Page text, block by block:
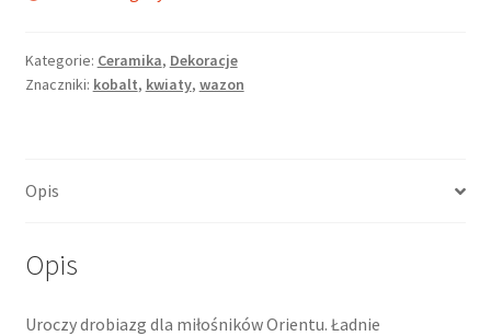
Kategorie: Ceramika, Dekoracje
Znaczniki: kobalt, kwiaty, wazon
Opis
Opis
Uroczy drobiazg dla miłośników Orientu. Ładnie